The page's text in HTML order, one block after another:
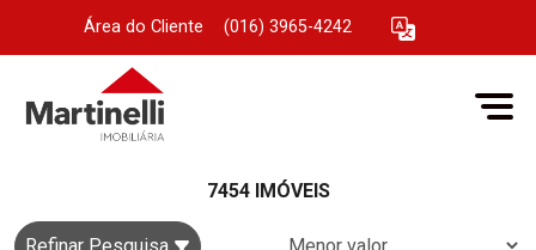
Área do Cliente (016) 3965-4242
7454 IMÓVEIS